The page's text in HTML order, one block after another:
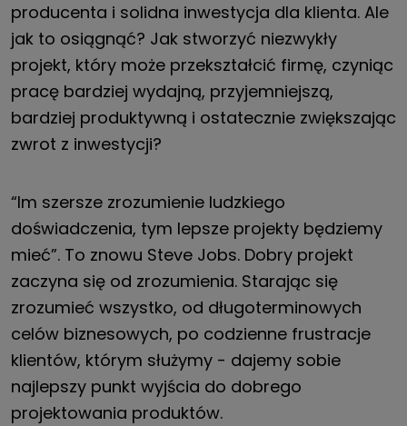
producenta i solidna inwestycja dla klienta. Ale
jak to osiągnąć? Jak stworzyć niezwykły
projekt, który może przekształcić firmę, czyniąc
pracę bardziej wydajną, przyjemniejszą,
bardziej produktywną i ostatecznie zwiększając
zwrot z inwestycji?
“Im szersze zrozumienie ludzkiego
doświadczenia, tym lepsze projekty będziemy
mieć”. To znowu Steve Jobs. Dobry projekt
zaczyna się od zrozumienia. Starając się
zrozumieć wszystko, od długoterminowych
celów biznesowych, po codzienne frustracje
klientów, którym służymy - dajemy sobie
najlepszy punkt wyjścia do dobrego
projektowania produktów.